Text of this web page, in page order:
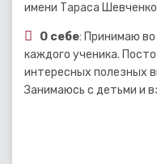
имени Тараса Шевченко
О себе: Принимаю
каждого ученика.
интересных полезных
Занимаюсь с детьми и